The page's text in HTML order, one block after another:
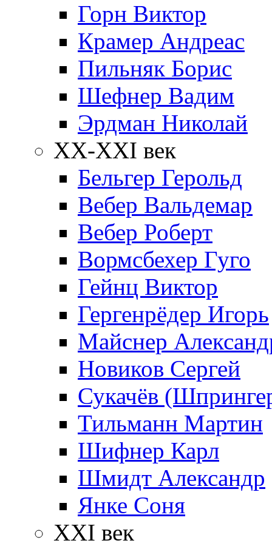
Горн Виктор
Крамер Андреас
Пильняк Борис
Шефнер Вадим
Эрдман Николай
ХХ-XXI век
Бельгер Герольд
Вебер Вальдемар
Вебер Роберт
Вормсбехер Гуго
Гейнц Виктор
Гергенрёдер Игорь
Майснер
Новиков Сергей
Сукачёв
Тильманн Мартин
Шифнер Карл
Шмидт Александр
Янке Соня
XXI век